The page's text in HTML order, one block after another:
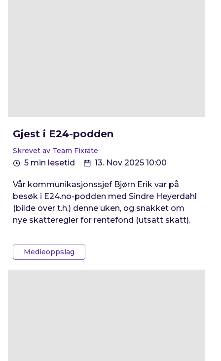
Gjest i E24-podden
Skrevet av Team Fixrate
5 min lesetid 13. Nov 2025 10:00
Vår kommunikasjonssjef Bjørn Erik var på
besøk i E24.no-podden med Sindre Heyerdahl
(bilde over t.h.) denne uken, og snakket om
nye skatteregler for rentefond (utsatt skatt).
Medieoppslag